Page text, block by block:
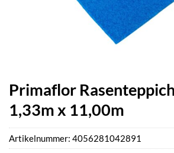
Primaflor
1,33m x 11,00m
Artikelnummer: 4056281042891